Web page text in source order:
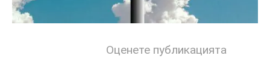
Оценете публикацията